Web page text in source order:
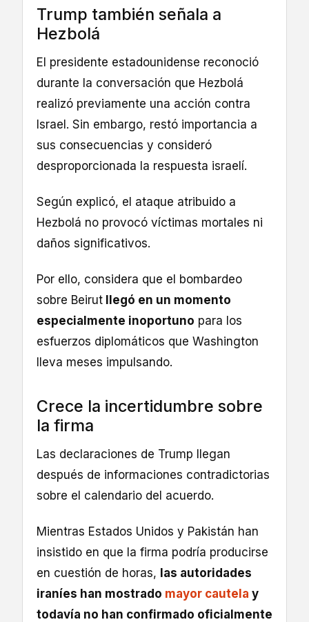
Trump también señala a
Hezbolá
El presidente estadounidense reconoció
durante la conversación que Hezbolá
realizó previamente una acción contra
Israel. Sin embargo, restó importancia a
sus consecuencias y consideró
desproporcionada la respuesta israelí.
Según explicó, el ataque atribuido a
Hezbolá no provocó víctimas mortales ni
daños significativos.
Por ello, considera que el bombardeo
sobre Beirut llegó en un momento
especialmente inoportuno para los
esfuerzos diplomáticos que Washington
lleva meses impulsando.
Crece la incertidumbre sobre
la firma
Las declaraciones de Trump llegan
después de informaciones contradictorias
sobre el calendario del acuerdo.
Mientras Estados Unidos y Pakistán han
insistido en que la firma podría producirse
en cuestión de horas, las autoridades
iraníes han mostrado mayor cautela y
todavía no han confirmado oficialmente